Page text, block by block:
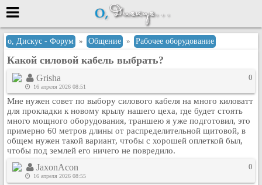
Меню
или войти через
Вход с 7ooo.ru
Регистрация
Забыли пароль?
Данные авторизации одинаковые с
сайтом 7ooo.ru
Форумы
о, Дискус - Форум » Общение » Рабочее оборудование
Какой силовой кабель выбрать?
Grisha
16 апреля 2026 08:51
0
Мне нужен совет по выбору силового кабеля на много киловатт
для прокладки к новому крылу нашего цеха, где будет стоять
много мощного оборудования, траншею я уже подготовил, это
примерно 60 метров длины от распределительной щитовой, в
общем нужен такой вариант, чтобы с хорошей оплеткой был,
чтобы под землей его ничего не повредило.
JaxonAcon
16 апреля 2026 08:55
0